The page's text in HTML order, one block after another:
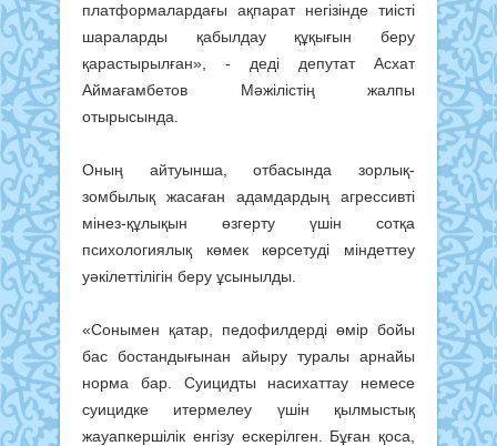
платформалардағы ақпарат негізінде тиісті
шараларды қабылдау құқығын беру
қарастырылған», - деді депутат Асхат
Аймағамбетов Мәжілістің жалпы
отырысында.
Оның айтуынша, отбасында зорлық-
зомбылық жасаған адамдардың агрессивті
мінез-құлықын өзгерту үшін сотқа
психологиялық көмек көрсетуді міндеттеу
уәкілеттілігін беру ұсынылды.
«Сонымен қатар, педофилдерді өмір бойы
бас бостандығынан айыру туралы арнайы
норма бар. Суицидты насихаттау немесе
суицидке итермелеу үшін қылмыстық
жауапкершілік енгізу ескерілген. Бұған қоса,